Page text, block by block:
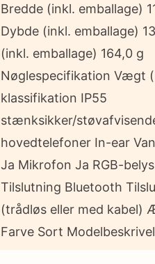
Bredde (inkl. emballage)
Dybde (inkl. emballage)
(inkl. emballage) 164,0 g
Nøglespecifikation Vægt
klassifikation IP55
stænksikker/
hovedtelefoner In-ear
Ja Mikrofon Ja RGB-
Tilslutning Bluetooth
(trådløs eller med kabel)
Farve Sort